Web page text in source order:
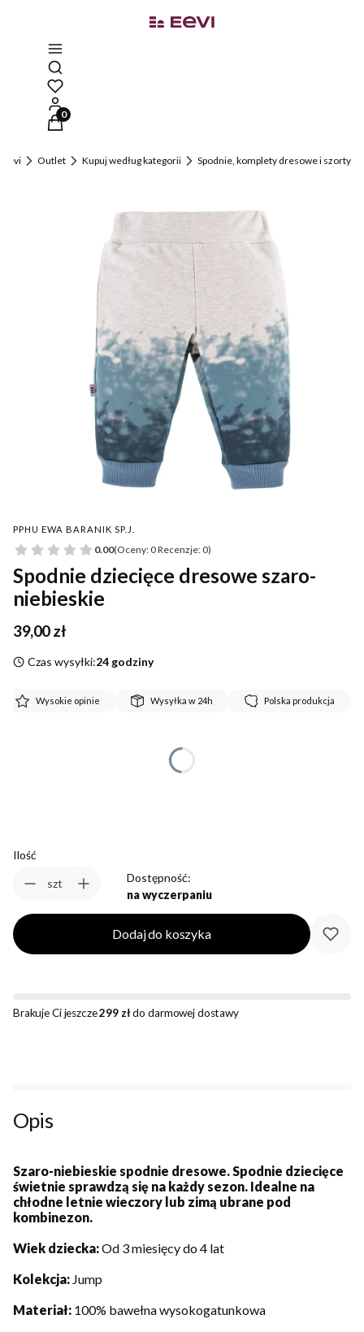
Otwórz wyszukiwarkę
Produkty w koszyku: 0. Zobacz szczegóły
Eevi Outlet Kupuj według kategorii Spodnie, komplety dresowe i szorty
PPHU EWA BARANIK SP.J.
0.00(Oceny: 0 Recenzje: 0)
Spodnie dziecięce dresowe szaro-
niebieskie
Cena
39,00 zł
Czas wysyłki:24 godziny
Wysokie opinie Wysyłka w 24h Polska produkcja
Ilość
szt
Dostępność:
na wyczerpaniu
Dodaj do koszyka
Brakuje Ci jeszcze299 złdo darmowej dostawy
Opis
Szaro-niebieskie spodnie dresowe. Spodnie dziecięce
świetnie sprawdzą się na każdy sezon. Idealne na
chłodne letnie wieczory lub zimą ubrane pod
kombinezon.
Wiek dziecka:Od 3 miesięcy do 4 lat
Kolekcja: Jump
Materiał: 100% bawełna wysokogatunkowa